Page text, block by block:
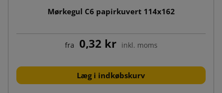
Mørkegul C6 papirkuvert 114x162
fra 0,32 kr inkl. moms
Læg i indkøbskurv